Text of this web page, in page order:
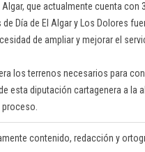
Algar, que actualmente cuenta
Día de El Algar y Los Dolores
de ampliar y mejorar el
los terrenos necesarios para
esta diputación cartagenera a
proceso.
contenido, redacción y